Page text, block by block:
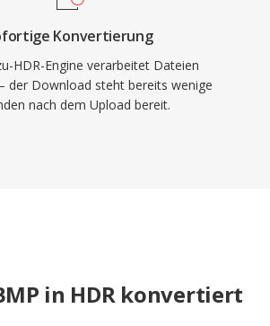
Konvertierung
HDR-Engine verarbeitet Dateien
der Download steht bereits wenige
nach dem Upload bereit.
in HDR konvertiert